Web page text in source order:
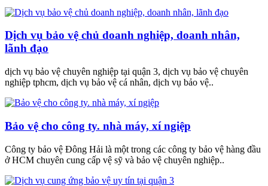
Dịch vụ bảo vệ chủ doanh nghiệp, doanh nhân,
lãnh đạo
dịch vụ bảo vệ chuyên nghiệp tại quận 3, dịch vụ bảo vệ chuyên
nghiệp tphcm, dịch vụ bảo vệ cá nhân, dịch vụ bảo vệ..
Bảo vệ cho công ty. nhà máy, xí ngiệp
Công ty bảo vệ Đông Hải là một trong các công ty bảo vệ hàng đầu
ở HCM chuyên cung cấp vệ sỹ và bảo vệ chuyên nghiệp..